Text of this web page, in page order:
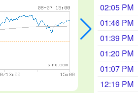
02:05 PM
01:46 PM
01:39 PM
01:20 PM
01:07 PM
12:19 PM